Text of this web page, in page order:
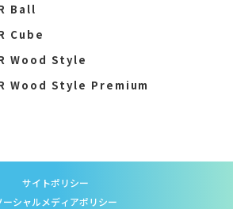
Ball
Cube
Wood Style
Wood Style Premium
サイトポリシー
ーシャルメディアポリシー